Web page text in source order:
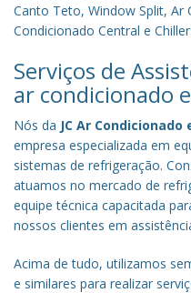
Canto Teto, Window Split, Ar
Condicionado Central e
Serviços de
ar condicionado
Nós da JC Ar Condicionado
empresa especializada em
sistemas de refrigeração.
atuamos no mercado de
equipe técnica capacitada
nossos clientes em
Acima de tudo, utilizamos
e similares para realizar